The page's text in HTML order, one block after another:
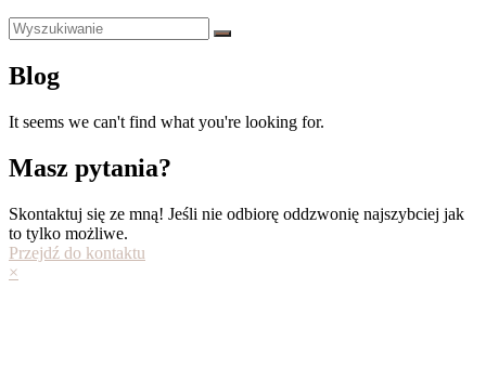
Blog
It seems we can't find what you're looking for.
Masz pytania?
Skontaktuj się ze mną! Jeśli nie odbiorę oddzwonię najszybciej jak
to tylko możliwe.
Przejdź do kontaktu
×